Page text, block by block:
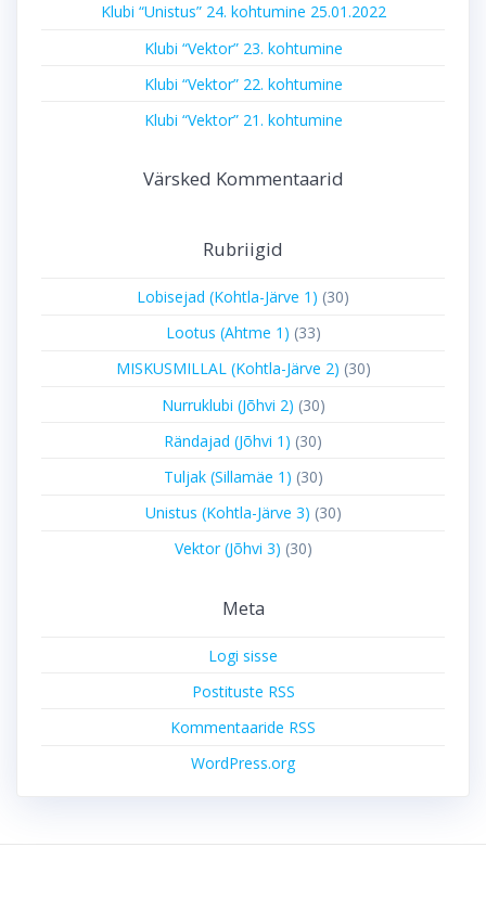
Klubi “Unistus” 24. kohtumine 25.01.2022
Klubi “Vektor” 23. kohtumine
Klubi “Vektor” 22. kohtumine
Klubi “Vektor” 21. kohtumine
Värsked Kommentaarid
Rubriigid
Lobisejad (Kohtla-Järve 1) (30)
Lootus (Ahtme 1) (33)
MISKUSMILLAL (Kohtla-Järve 2) (30)
Nurruklubi (Jõhvi 2) (30)
Rändajad (Jõhvi 1) (30)
Tuljak (Sillamäe 1) (30)
Unistus (Kohtla-Järve 3) (30)
Vektor (Jõhvi 3) (30)
Meta
Logi sisse
Postituste RSS
Kommentaaride RSS
WordPress.org